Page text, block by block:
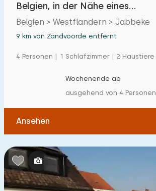
Belgien, in der Nähe eines
Wasserparadieses
Belgien > Westflandern > Jabbeke
9 km von Zandvoorde entfernt
4 Personen | 1 Schlafzimmer | 2 Haustiere
Wochenende ab
ausgehend von 4 Personen
Ansehen